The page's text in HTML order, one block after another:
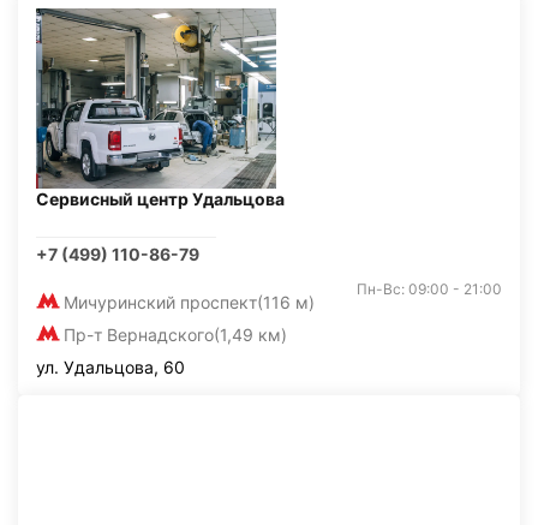
Сервисный центр Удальцова
+7 (499) 110-86-79
Мичуринский проспект(116 м)
Пр-т Вернадского(1,49 км)
Пн-Вс: 09:00 - 21:00
ул. Удальцова, 60